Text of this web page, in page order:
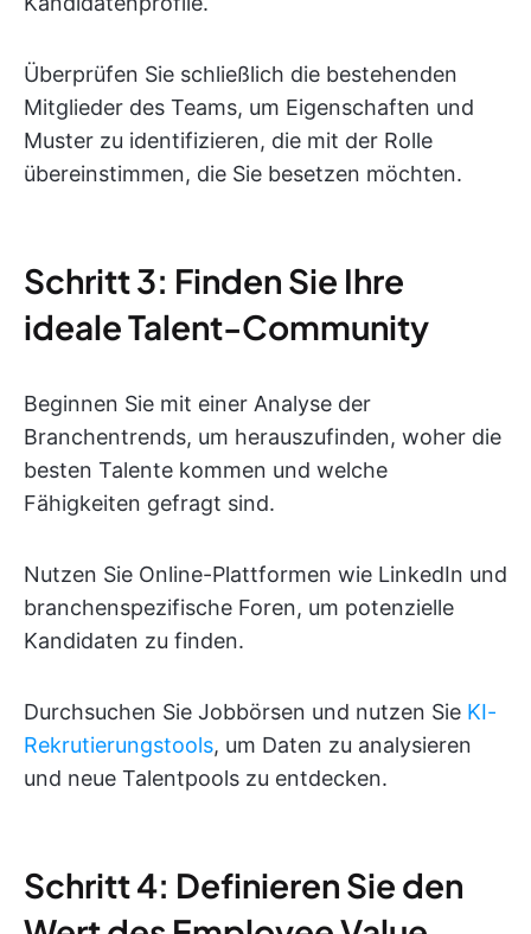
Überprüfen Sie schließlich die bestehenden
Mitglieder des Teams, um Eigenschaften und
Muster zu identifizieren, die mit der Rolle
übereinstimmen, die Sie besetzen möchten.
Schritt 3: Finden Sie Ihre
ideale Talent-Community
Beginnen Sie mit einer Analyse der
Branchentrends, um herauszufinden, woher die
besten Talente kommen und welche
Fähigkeiten gefragt sind.
Nutzen Sie Online-Plattformen wie LinkedIn und
branchenspezifische Foren, um potenzielle
Kandidaten zu finden.
Durchsuchen Sie Jobbörsen und nutzen Sie KI-
Rekrutierungstools, um Daten zu analysieren
und neue Talentpools zu entdecken.
Schritt 4: Definieren Sie den